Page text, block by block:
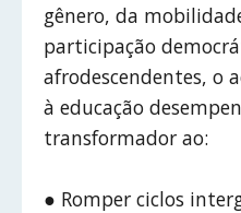
gênero, da
participação
afrodescendentes, o
à educação
transformador ao:
● Romper ciclos